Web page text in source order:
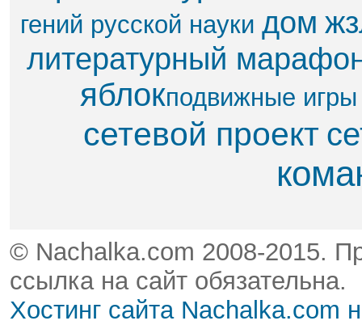
гений русской науки дом
литературный
яблок​подвижные игры
сетевой проект
© Nachalka.com 2008-2015.
ссылка на сайт обязательна.
Хостинг сайта Nachalka.com